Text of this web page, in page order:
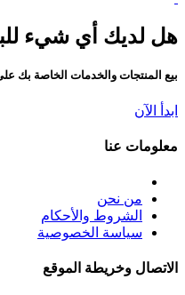
هل لديك أي شيء
بيع المنتجات والخدمات الخاصة بك
ابدأ الآن
معلومات عنا
من نحن
الشروط والأحكام
سياسة الخصوصية
الاتصال وخريطة الموقع